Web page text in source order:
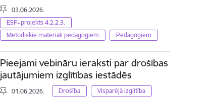
03.06.2026.
ESF+projekts 4.2.2.3.
Metodiskie materiāli pedagogiem
Pedagogiem
Pieejami vebināru ieraksti par drošības
jautājumiem izglītības iestādēs
01.06.2026. Drošība Visparējā izglītība